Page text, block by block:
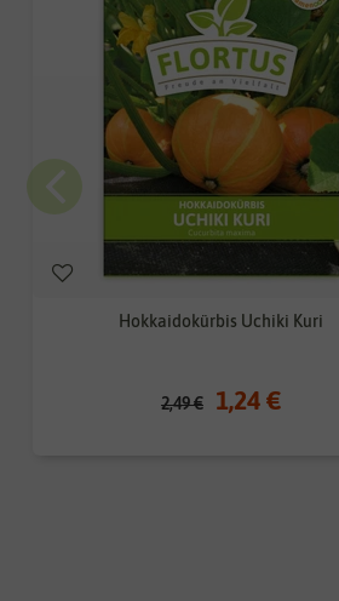
Hokkaidokürbis Uchiki Kuri
2,49 € 1,24 €